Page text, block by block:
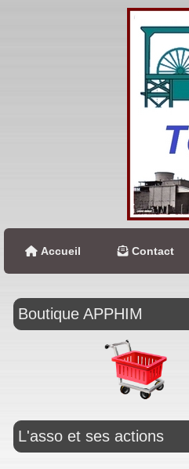
Accueil Contact
Boutique APPHIM
L'asso et ses actions